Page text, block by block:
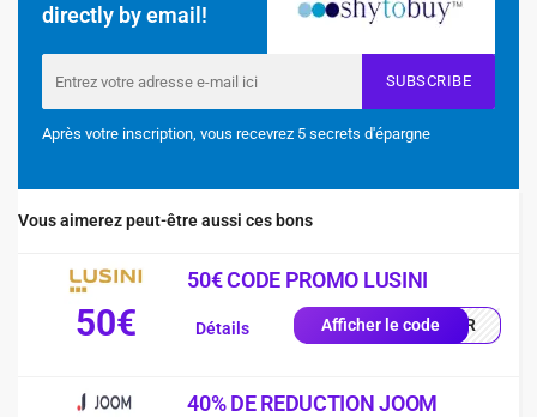
directly by email!
SUBSCRIBE
Après votre inscription, vous recevrez 5 secrets d'épargne
Vous aimerez peut-être aussi ces bons
50€
50€ CODE PROMO LUSINI
Afficher le code0-FR
Détails
40% DE REDUCTION JOOM